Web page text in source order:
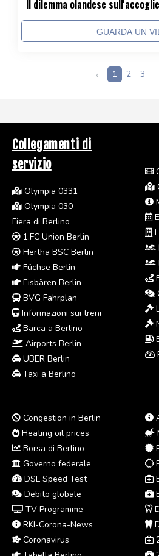
Il dilemma olandese
GUARDA UN
‹ 1 2 3
Collegamenti di
servizio
Olympia 0331
Olympia 030
Fiera di Berlino
1.FC Union Berlin
Hertha BSC Berlin
Füchse Berlin
Eisbären Berlin
BVG Fahrplan
Informazioni sui treni
Barca a Berlino
Airports Berlin
UBER Berlin
Taxi a Berlino
Congestion in Berlin
Heating oil prices
Borsa di Berlino
Governo federale
DSL Speed Test
Debito globale
TV Programme
RKI-Corona-News
Coronavirus